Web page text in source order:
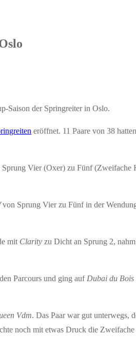
Saison der Springreiter in Oslo.
eröffnet. 11 Paare von 38
Vier (Oxer) zu Fünf
von Sprung Vier zu Fünf in der
mit Clarity zu Dicht an Sprung 2,
Parcours und ging auf Dubai du Bois
Vdm. Das Paar war gut unterwegs,
noch mit etwas Druck die Zweifache